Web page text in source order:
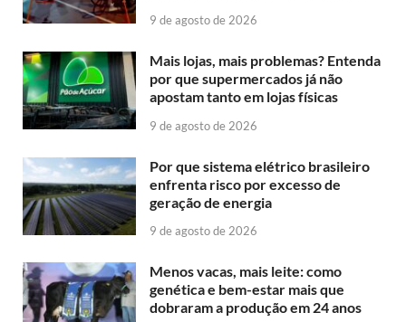
9 de agosto de 2026
Mais lojas, mais problemas? Entenda
por que supermercados já não
apostam tanto em lojas físicas
9 de agosto de 2026
Por que sistema elétrico brasileiro
enfrenta risco por excesso de
geração de energia
9 de agosto de 2026
Menos vacas, mais leite: como
genética e bem-estar mais que
dobraram a produção em 24 anos